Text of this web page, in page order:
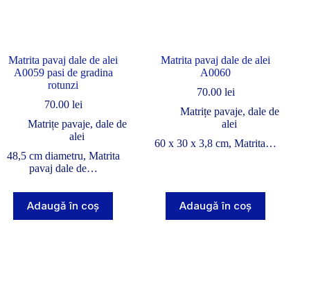
Matrita pavaj dale de alei
A0059 pasi de gradina
rotunzi
70.00 lei
Matrițe pavaje, dale de
alei
48,5 cm diametru, Matrita
pavaj dale de…
Adaugă în coș
Matrita pavaj dale de alei
A0060
70.00 lei
Matrițe pavaje, dale de
alei
60 x 30 x 3,8 cm, Matrita…
Adaugă în coș